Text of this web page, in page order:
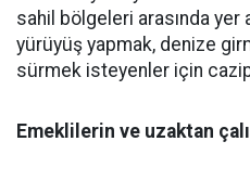
sahil bölgeleri arasında yer
yürüyüş yapmak, denize
sürmek isteyenler için
Emeklilerin ve uzaktan